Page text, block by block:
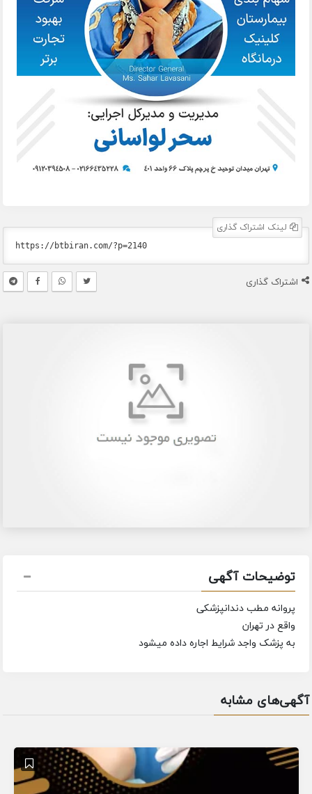
لینک اشتراک گذاری
اشتراک گذاری
توضیحات آگهی
پروانه مطب دندانپزشکی
واقع در تهران
به پزشک واجد شرایط اجاره داده میشود
آگهی‌های مشابه